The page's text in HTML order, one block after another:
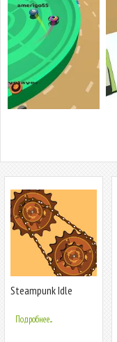
Steampunk Idle
Подробнее...